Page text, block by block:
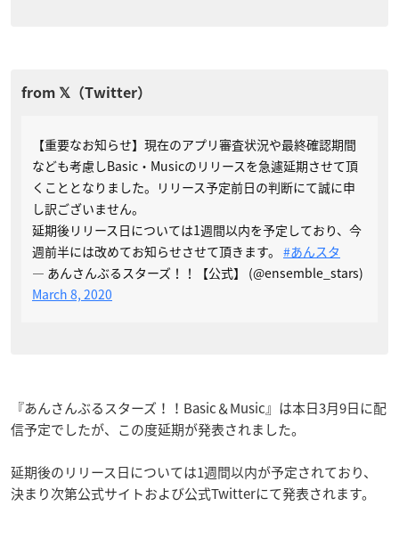
【重要なお知らせ】現在のアプリ審査状況や最終確認期間
なども考慮しBasic・Musicのリリースを急遽延期させて頂
くこととなりました。リリース予定前日の判断にて誠に申
し訳ございません。
延期後リリース日については1週間以内を予定しており、今
週前半には改めてお知らせさせて頂きます。 #あんスタ
— あんさんぶるスターズ！！【公式】 (@ensemble_stars)
March 8, 2020
『あんさんぶるスターズ！！Basic＆Music』は本日3月9日に配
信予定でしたが、この度延期が発表されました。
延期後のリリース日については1週間以内が予定されており、
決まり次第公式サイトおよび公式Twitterにて発表されます。